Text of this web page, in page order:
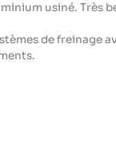
usiné. Très
de freinage